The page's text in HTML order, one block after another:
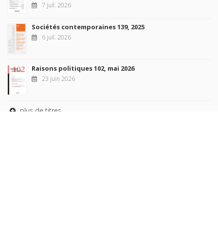
7 juil. 2026
Sociétés contemporaines 139, 2025
6 juil. 2026
Raisons politiques 102, mai 2026
23 juin 2026
plus de titres